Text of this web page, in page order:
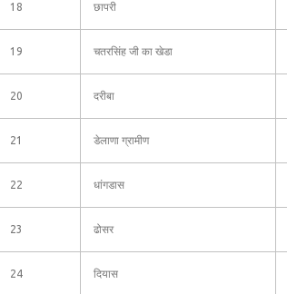
18 छापरी
19 चतरसिंह जी का खेडा
20 दरीबा
21 डेलाणा ग्रामीण
22 धांगडास
23 ढोसर
24 दियास